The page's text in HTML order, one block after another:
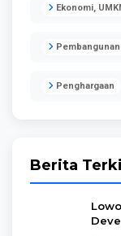
Ekonomi,
Penghargaan
Berita